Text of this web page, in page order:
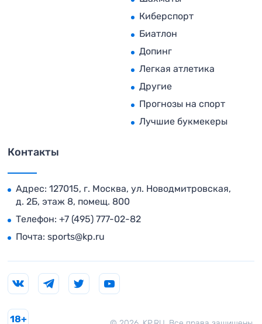
Киберспорт
Биатлон
Допинг
Легкая атлетика
Другие
Прогнозы на спорт
Лучшие букмекеры
Контакты
Адрес: 127015, г. Москва, ул. Новодмитровская,
д. 2Б, этаж 8, помещ. 800
Телефон: +7 (495) 777-02-82
Почта: sports@kp.ru
18+